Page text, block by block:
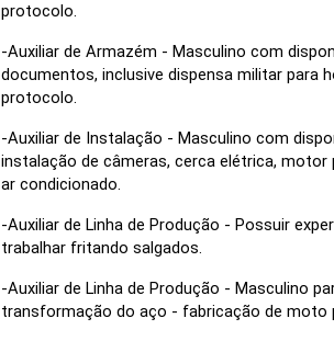
protocolo.
-Auxiliar de Armazém - Masculino com
documentos, inclusive dispensa militar para
protocolo.
-Auxiliar de Instalação - Masculino com
instalação de câmeras, cerca elétrica,
ar condicionado.
-Auxiliar de Linha de Produção - Possuir
trabalhar fritando salgados.
-Auxiliar de Linha de Produção - Masculino
transformação do aço - fabricação de moto